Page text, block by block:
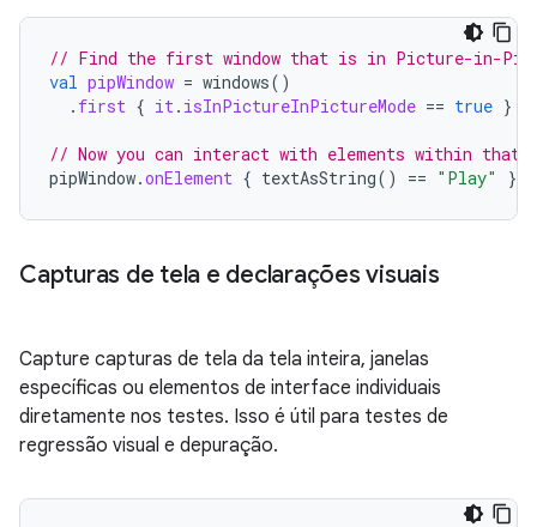
// Find the first window that is in Picture-in-
val pipWindow = windows()
. first { it. isInPictureInPictureMode == true }
// Now you can interact with elements within that
pipWindow.onElement { textAsString() == "Play" }.
Capturas de tela e declarações visuais
Capture capturas de tela da tela inteira, janelas
específicas ou elementos de interface individuais
diretamente nos testes. Isso é útil para testes de
regressão visual e depuração.